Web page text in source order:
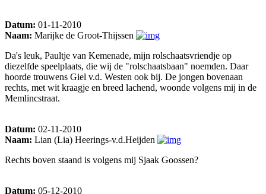
Datum: 01-11-2010
Naam: Marijke de Groot-Thijssen
Da's leuk, Paultje van Kemenade, mijn rolschaatsvriendje op
diezelfde speelplaats, die wij de "rolschaatsbaan" noemden. Daar
hoorde trouwens Giel v.d. Westen ook bij. De jongen bovenaan
rechts, met wit kraagje en breed lachend, woonde volgens mij in de
Memlincstraat.
Datum: 02-11-2010
Naam: Lian (Lia) Heerings-v.d.Heijden
Rechts boven staand is volgens mij Sjaak Goossen?
Datum: 05-12-2010